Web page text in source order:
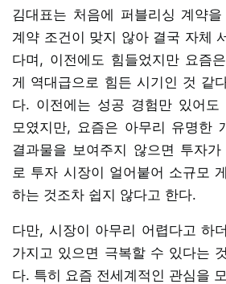
김대표는 처음에 퍼블리싱 계약
계약 조건이 맞지 않아 결국 자체
다며, 이전에도 힘들었지만 요즘
게 역대급으로 힘든 시기인 것 같
다. 이전에는 성공 경험만 있어도
모였지만, 요즘은 아무리 유명한
결과물을 보여주지 않으면 투자
로 투자 시장이 얼어붙어 소규모
하는 것조차 쉽지 않다고 한다.
다만, 시장이 아무리 어렵다고 하
가지고 있으면 극복할 수 있다는
다. 특히 요즘 전세계적인 관심을